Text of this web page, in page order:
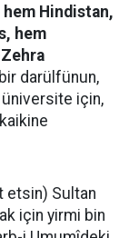
Hindistan,
hem
darülfünun,
için,
etsin) Sultan
için yirmi bin